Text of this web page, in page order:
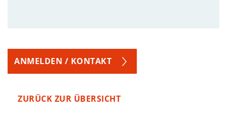
ANMELDEN / KONTAKT
ZURÜCK ZUR ÜBERSICHT